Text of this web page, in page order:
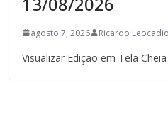
agosto 7, 2026 Ricardo Leocadio
Visualizar Edição em Tela Cheia